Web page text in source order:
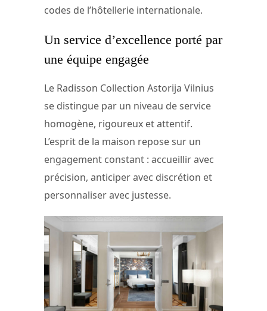
codes de l’hôtellerie internationale.
Un service d’excellence porté par
une équipe engagée
Le Radisson Collection Astorija Vilnius
se distingue par un niveau de service
homogène, rigoureux et attentif.
L’esprit de la maison repose sur un
engagement constant : accueillir avec
précision, anticiper avec discrétion et
personnaliser avec justesse.